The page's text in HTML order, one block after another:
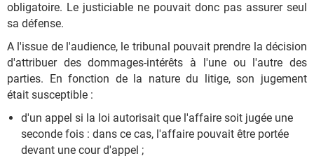
obligatoire. Le justiciable ne pouvait donc pas assurer seul
sa défense.
A l'issue de l'audience, le tribunal pouvait prendre la décision
d'attribuer des dommages-intérêts à l'une ou l'autre des
parties. En fonction de la nature du litige, son jugement
était susceptible :
d'un appel si la loi autorisait que l'affaire soit jugée une
seconde fois : dans ce cas, l'affaire pouvait être portée
devant une cour d'appel ;